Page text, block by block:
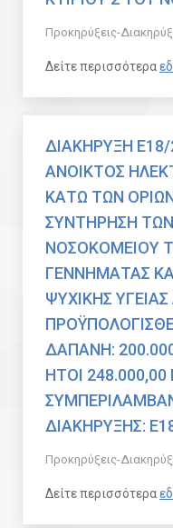
Προκηρύξεις-
Δείτε περισσότερα
ΔΙΑΚΗΡΥΞΗ
ΑΝΟΙΚΤΟΣ
ΚΑΤΩ ΤΩΝ
ΣΥΝΤΗΡΗΣΗ
ΝΟΣΟΚΟΜΕΙΟΥ
ΓΕΝΝΗΜΑΤΑΣ
ΨΥΧΙΚΗΣ
ΔΑΠΑΝΗ:
ΗΤΟΙ 248.000,00
ΔΙΑΚΗΡΥΞΗΣ:
Προκηρύξεις-
Δείτε περισσότερα